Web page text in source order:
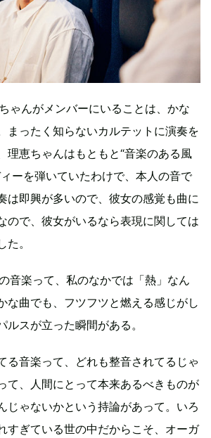
ゃんがメンバーにいることは、かな
まったく知らないカルテットに演奏を
理恵ちゃんはもともと“音楽のある風
ーを弾いていたわけで、本人の音で
は即興が多いので、彼女の感覚も曲に
ので、彼女がいるなら表現に関しては
。
音楽って、私のなかでは「熱」なん
な曲でも、フツフツと燃える感じがし
ルスが立った瞬間がある。
る音楽って、どれも整音されてるじゃ
、人間にとって本来あるべきものが
じゃないかという持論があって。いろ
すぎている世の中だからこそ、オーガ